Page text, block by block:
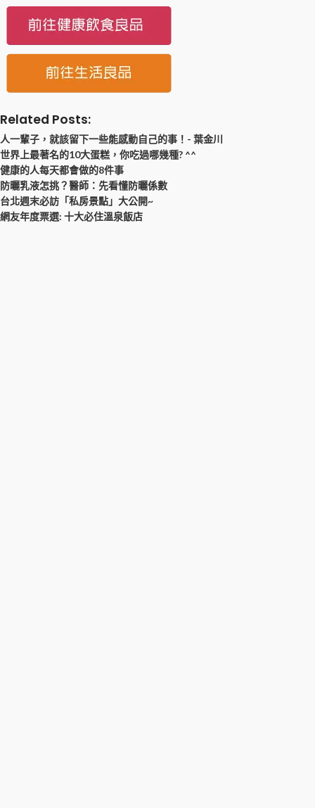
Related Posts:
人一輩子，就該留下一些能感動自己的事！- 葉金川
世界上最著名的10大蛋糕，你吃過哪幾種? ^^
健康的人每天都會做的8件事
防曬乳液怎挑？醫師：先看懂防曬係數
台北週末必訪「私房景點」大公開~
網友年度票選: 十大必住溫泉飯店